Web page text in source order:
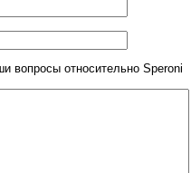
вопросы относительно Speroni